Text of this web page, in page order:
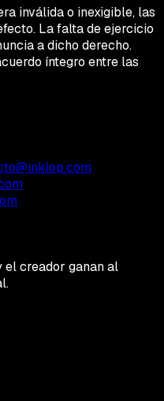
inválida o inexigible, las
La falta de ejercicio
a dicho derecho.
íntegro entre las
el creador ganan al